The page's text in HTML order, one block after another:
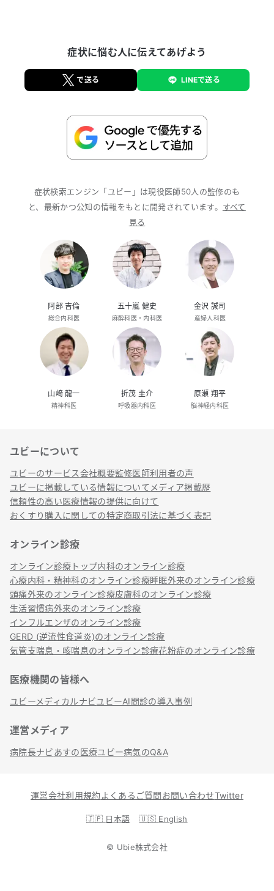
症状に悩む人に伝えてあげよう
で送る LINEで送る
症状検索エンジン「ユビー」は現役医師50人の監修のも
と、最新かつ公知の情報をもとに開発されています。 すべて
見る
阿部 吉倫
総合内科医
五十嵐 健史
麻酔科医・内科医
金沢 誠司
産婦人科医
山﨑 龍一
精神科医
折茂 圭介
呼吸器内科医
原瀬 翔平
脳神経内科医
リンク
ユビーについて
ユビーのサービス会社概要監修医師利用者の声
ユビーに掲載している情報についてメディア掲載歴
信頼性の高い医療情報の提供に向けて
おくすり購入に関しての特定商取引法に基づく表記
オンライン診療
オンライン診療トップ内科のオンライン診療
心療内科・精神科のオンライン診療睡眠外来のオンライン診療
頭痛外来のオンライン診療皮膚科のオンライン診療
生活習慣病外来のオンライン診療
インフルエンザのオンライン診療
GERD (逆流性食道炎)のオンライン診療
気管支喘息・咳喘息のオンライン診療花粉症のオンライン診療
医療機関の皆様へ
ユビーメディカルナビユビーAI問診の導入事例
運営メディア
病院長ナビあすの医療ユビー病気のQ&A
運営会社利用規約 よくあるご質問 お問い合わせTwitter
🇯🇵 日本語 🇺🇸 English
© Ubie株式会社